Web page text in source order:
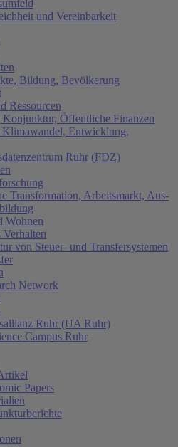
und Vereinbarkeit
Bildung, Bevölkerung
Ressourcen
Konjunktur, Öffentliche Finanzen
Entwicklung,
Ruhr (FDZ)
Transformation, Arbeitsmarkt, Aus-
Wohnen
Verhalten
von Steuer- und Transfersystemen
Network
Ruhr (UA Ruhr)
Campus Ruhr
Papers